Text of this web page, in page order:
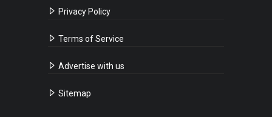
Privacy Policy
Terms of Service
Advertise with us
Sitemap